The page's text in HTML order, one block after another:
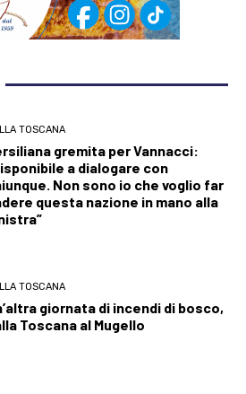
TOSCANA
gremita per Vannacci:
a dialogare con
Non sono io che voglio far
questa nazione in mano alla
TOSCANA
giornata di incendi di bosco,
Toscana al Mugello